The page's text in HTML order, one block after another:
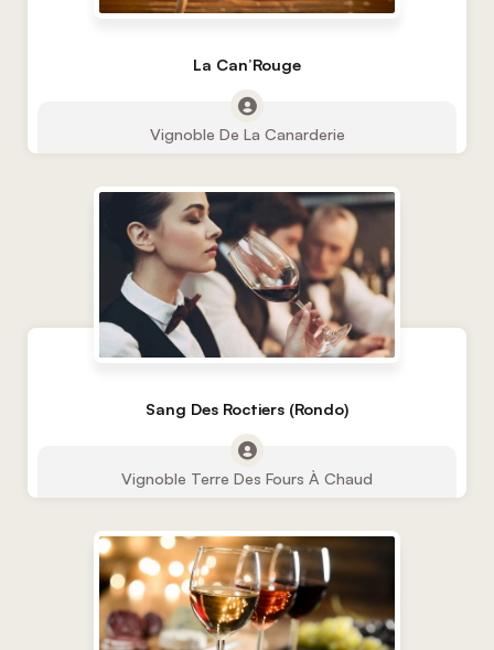
La Can’Rouge
Vignoble De La Canarderie
Sang Des Roctiers (Rondo)
Vignoble Terre Des Fours À Chaud